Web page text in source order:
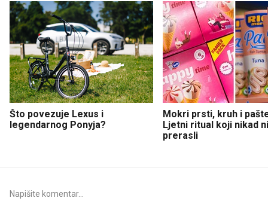
Što povezuje Lexus i
legendarnog Ponyja?
Mokri prsti, kruh i
Ljetni ritual koji nikad
prerasli